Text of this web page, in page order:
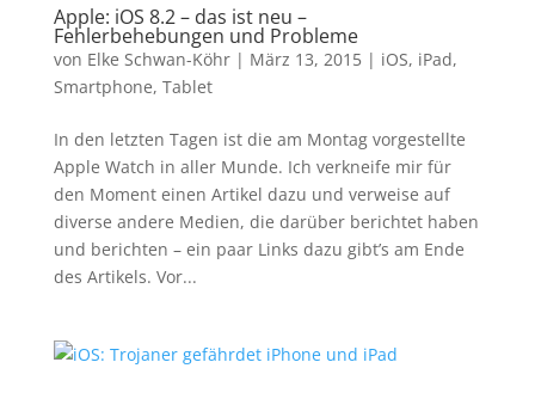
Apple: iOS 8.2 – das ist neu –
Fehlerbehebungen und Probleme
von Elke Schwan-Köhr| März 13, 2015| iOS, iPad,
Smartphone, Tablet
In den letzten Tagen ist die am Montag vorgestellte
Apple Watch in aller Munde. Ich verkneife mir für
den Moment einen Artikel dazu und verweise auf
diverse andere Medien, die darüber berichtet haben
und berichten – ein paar Links dazu gibt’s am Ende
des Artikels. Vor...